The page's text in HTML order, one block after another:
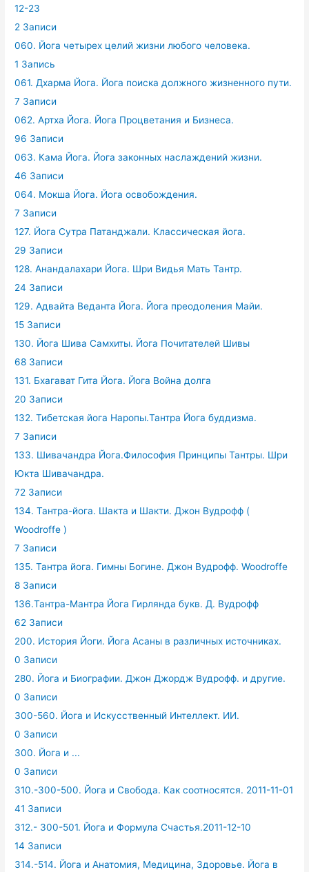
12-23
2 Записи
060. Йога четырех целий жизни любого человека.
1 Запись
061. Дхарма Йога. Йога поиска должного жизненного пути.
7 Записи
062. Артха Йога. Йога Процветания и Бизнеса.
96 Записи
063. Кама Йога. Йога законных наслаждений жизни.
46 Записи
064. Мокша Йога. Йога освобождения.
7 Записи
127. Йога Сутра Патанджали. Классическая йога.
29 Записи
128. Анандалахари Йога. Шри Видья Мать Тантр.
24 Записи
129. Адвайта Веданта Йога. Йога преодоления Майи.
15 Записи
130. Йога Шива Самхиты. Йога Почитателей Шивы
68 Записи
131. Бхагават Гита Йога. Йога Война долга
20 Записи
132. Тибетская йога Наропы.Тантра Йога буддизма.
7 Записи
133. Шивачандра Йога.Философия Принципы Тантры. Шри
Юкта Шивачандра.
72 Записи
134. Тантра-йога. Шакта и Шакти. Джон Вудрофф (
Woodroffe )
7 Записи
135. Тантра йога. Гимны Богине. Джон Вудрофф. Woodroffe
8 Записи
136.Тантра-Мантра Йога Гирлянда букв. Д. Вудрофф
62 Записи
200. История Йоги. Йога Асаны в различных источниках.
0 Записи
280. Йога и Биографии. Джон Джордж Вудрофф. и другие.
0 Записи
300-560. Йога и Искусственный Интеллект. ИИ.
0 Записи
300. Йога и ...
0 Записи
310.-300-500. Йога и Свобода. Как соотносятся. 2011-11-01
41 Записи
312.- 300-501. Йога и Формула Счастья.2011-12-10
14 Записи
314.-514. Йога и Анатомия, Медицина, Здоровье. Йога в